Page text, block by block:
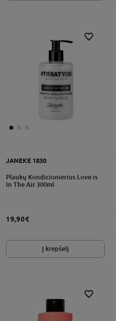
JANEKE 1830
Plaukų Kondicionierius Love is
In The Air 300ml
19,90€
Į krepšelį